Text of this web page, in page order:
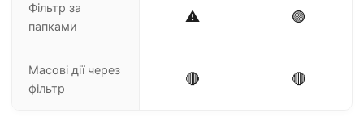
Фільтр за
папками
⚠️ 🟢
Масові дії через
фільтр
🔴 🔴